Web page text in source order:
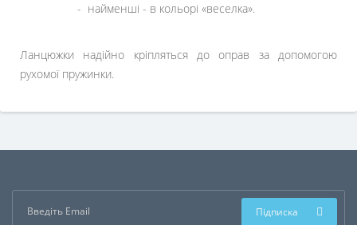
- найменші - в кольорі «веселка».
Ланцюжки надійно кріпляться до оправ за допомогою
рухомої пружинки.
Підписка